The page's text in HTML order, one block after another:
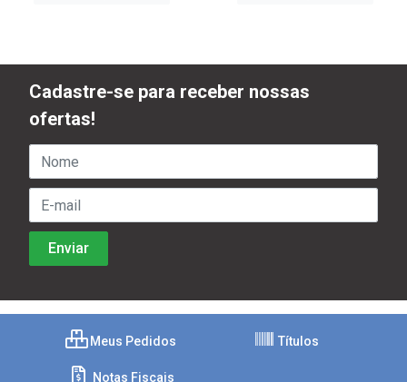
Cadastre-se para receber nossas
ofertas!
Meus Pedidos Títulos
Notas Fiscais